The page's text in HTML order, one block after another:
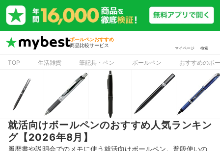
ボールペンおすすめ
商品比較サービス
マイページ 検索
TOP 生活雑貨 筆記具・ペン ボールペン おすすめのボ
就活向けボールペンのおすすめ人気ランキン
グ【2026年8月】
履歴書や説明会でのメモに使う就活向けボールペン。普段使いの